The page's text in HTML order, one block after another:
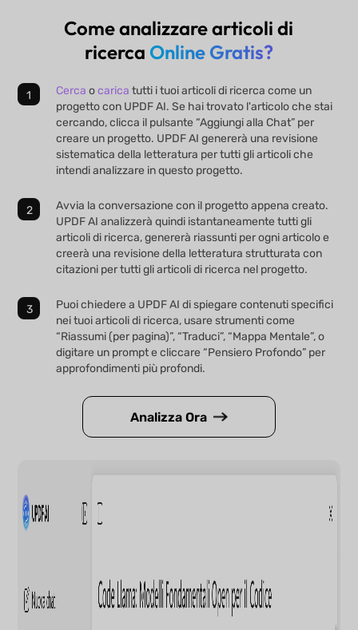
Come analizzare articoli di
ricerca Online Gratis?
Cerca ocarica tutti i tuoi articoli di ricerca come un
progetto con UPDF AI. Se hai trovato l'articolo che stai
cercando, clicca il pulsante “Aggiungi alla Chat” per
creare un progetto. UPDF AI genererà una revisione
sistematica della letteratura per tutti gli articoli che
intendi analizzare in questo progetto.
Avvia la conversazione con il progetto appena creato.
UPDF AI analizzerà quindi istantaneamente tutti gli
articoli di ricerca, genererà riassunti per ogni articolo e
creerà una revisione della letteratura strutturata con
citazioni per tutti gli articoli di ricerca nel progetto.
Puoi chiedere a UPDF AI di spiegare contenuti specifici
nei tuoi articoli di ricerca, usare strumenti come
“Riassumi (per pagina)”, “Traduci”, “Mappa Mentale”, o
digitare un prompt e cliccare “Pensiero Profondo” per
approfondimenti più profondi.
Analizza Ora